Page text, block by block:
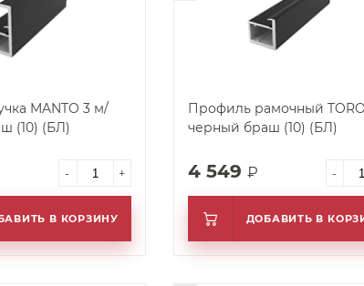
MANTO 3 м/
(10) (БЛ)
- +
В КОРЗИНУ
Профиль рамочный
черный браш (10) (БЛ)
4 549 ₽ -
ДОБАВИТЬ В